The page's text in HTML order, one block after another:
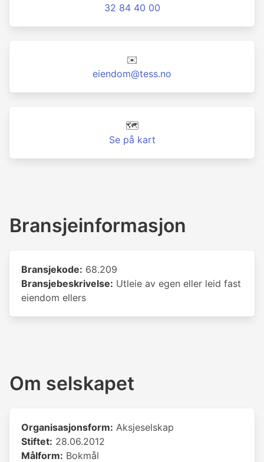
32 84 40 00
✉️
eiendom@tess.no
🗺️
Se på kart
Bransjeinformasjon
Bransjekode: 68.209
Bransjebeskrivelse: Utleie av egen eller leid fast
eiendom ellers
Om selskapet
Organisasjonsform: Aksjeselskap
Stiftet: 28.06.2012
Målform: Bokmål